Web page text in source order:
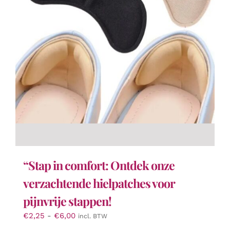
“Stap in comfort: Ontdek onze
verzachtende hielpatches voor
pijnvrije stappen!
€2,25 - €6,00Prijsklasse:
incl. BTW